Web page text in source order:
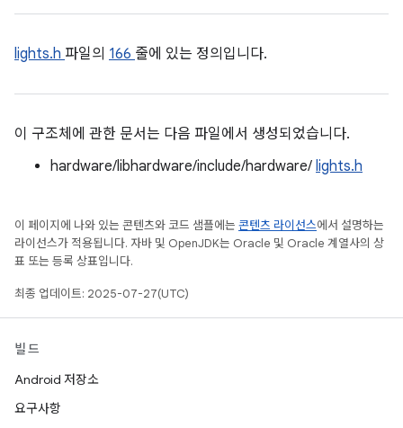
lights.h 파일의 166 줄에 있는 정의입니다.
이 구조체에 관한 문서는 다음 파일에서 생성되었습니다.
hardware/libhardware/include/hardware/ lights.h
이 페이지에 나와 있는 콘텐츠와 코드 샘플에는 콘텐츠 라이선스에서 설명하는
라이선스가 적용됩니다. 자바 및 OpenJDK는 Oracle 및 Oracle 계열사의 상
표 또는 등록 상표입니다.
최종 업데이트: 2025-07-27(UTC)
빌드
Android 저장소
요구사항